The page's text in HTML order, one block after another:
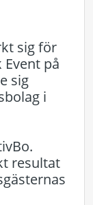
sig för
på
sig
i
resultat